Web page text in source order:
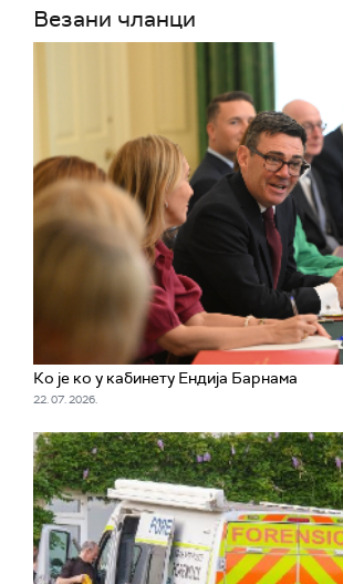
Везани чланци
Ко је ко у кабинету Ендија Барнама
22. 07. 2026.